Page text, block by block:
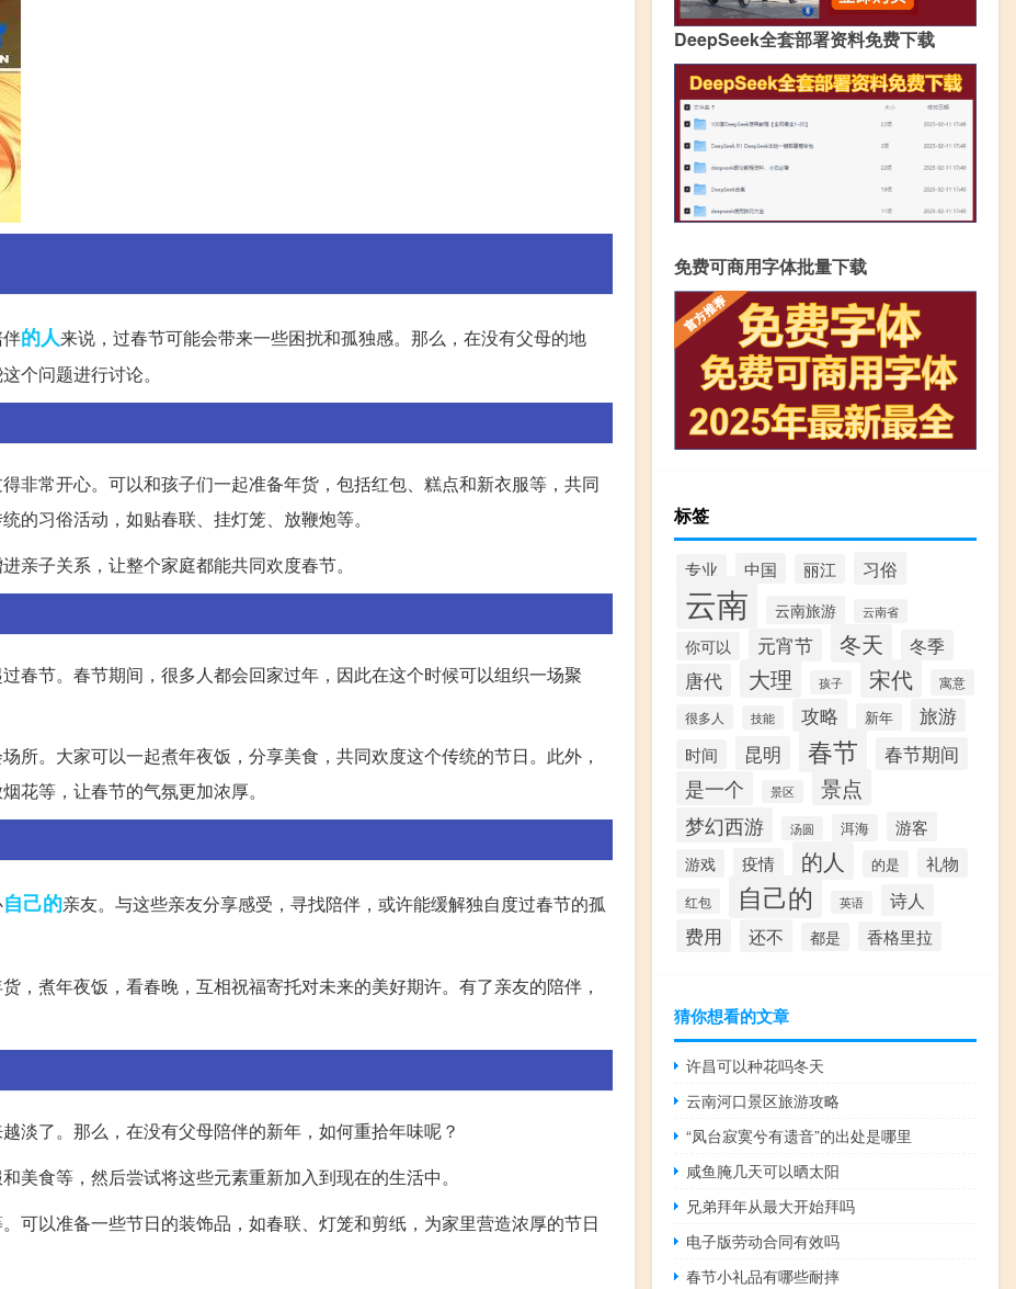
的人来说，过春节可能会带来一些困扰和孤独感。那么，在没有父母的地
个问题进行讨论。
非常开心。可以和孩子们一起准备年货，包括红包、糕点和新衣服等，共同
的习俗活动，如贴春联、挂灯笼、放鞭炮等。
亲子关系，让整个家庭都能共同欢度春节。
春节。春节期间，很多人都会回家过年，因此在这个时候可以组织一场聚
所。大家可以一起煮年夜饭，分享美食，共同欢度这个传统的节日。此外，
花等，让春节的气氛更加浓厚。
自己的亲友。与这些亲友分享感受，寻找陪伴，或许能缓解独自度过春节的孤
，煮年夜饭，看春晚，互相祝福寄托对未来的美好期许。有了亲友的陪伴，
淡了。那么，在没有父母陪伴的新年，如何重拾年味呢？
美食等，然后尝试将这些元素重新加入到现在的生活中。
可以准备一些节日的装饰品，如春联、灯笼和剪纸，为家里营造浓厚的节日
DeepSeek全套部署资料免费下载
免费可商用字体批量下载
标签
专业 中国 丽江 习俗
云南 云南旅游 云南省
你可以 元宵节 冬天 冬季
唐代 大理 孩子 宋代 寓意
很多人 技能 攻略 新年 旅游
时间 昆明 春节 春节期间
是一个 景区 景点
梦幻西游 汤圆 洱海 游客
游戏 疫情 的人 的是 礼物
红包 自己的 英语 诗人
费用 还不 都是 香格里拉
猜你想看的文章
许昌可以种花吗冬天
云南河口景区旅游攻略
“凤台寂寞兮有遗音”的出处是哪里
咸鱼腌几天可以晒太阳
兄弟拜年从最大开始拜吗
电子版劳动合同有效吗
春节小礼品有哪些耐摔